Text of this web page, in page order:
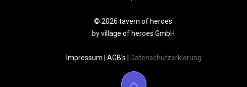
© 2026 tavern of heroes
by village of heroes GmbH
Impressum AGB’s Datenschutzerklärung​